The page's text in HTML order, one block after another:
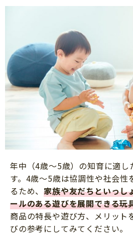
年中（4歳～5歳）の知育に適し
す。4歳～5歳は協調性や社会性
るため、家族や友だちといっし
ールのある遊びを展開できる玩
商品の特長や遊び方、メリット
びの参考にしてみてください。